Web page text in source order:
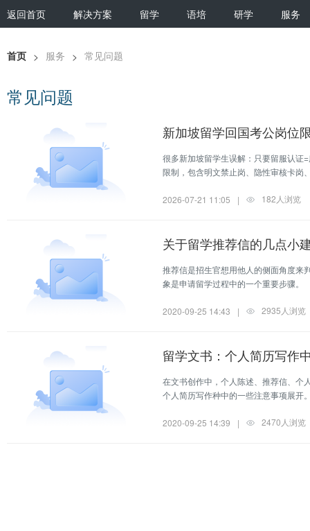
返回首页 解决方案 留学 语培 研学 服务
首页 > 服务 > 常见问题
常见问题
新加坡留学回国考公岗位
很多新加坡留学生误解：只要留服认证
限制，包含明文禁止岗、隐性审核卡岗
2026-07-21 11:05
| 182人浏览
关于留学推荐信的几点小
推荐信是招生官想用他人的侧面角度来
象是申请留学过程中的一个重要步骤。
2020-09-25 14:43 | 2935人浏览
留学文书：个人简历写作
在文书创作中，个人陈述、推荐信、个
个人简历写作种中的一些注意事项展开
2020-09-25 14:39 | 2470人浏览